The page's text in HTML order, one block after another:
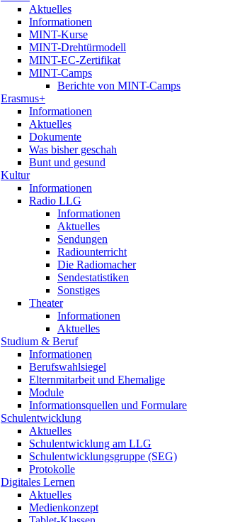
Aktuelles
Informationen
MINT-Kurse
MINT-Drehtürmodell
MINT-EC-Zertifikat
MINT-Camps
Berichte von MINT-Camps
Erasmus+
Informationen
Aktuelles
Dokumente
Was bisher geschah
Bunt und gesund
Kultur
Informationen
Radio LLG
Informationen
Aktuelles
Sendungen
Radiounterricht
Die Radiomacher
Sendestatistiken
Sonstiges
Theater
Informationen
Aktuelles
Studium & Beruf
Informationen
Berufswahlsiegel
Elternmitarbeit und Ehemalige
Module
Informationsquellen und Formulare
Schulentwicklung
Aktuelles
Schulentwicklung am LLG
Schulentwicklungsgruppe (SEG)
Protokolle
Digitales Lernen
Aktuelles
Medienkonzept